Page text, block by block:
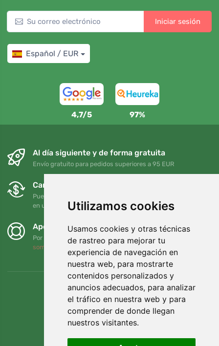
Utilizamos cookies
Usamos cookies y otras técnicas
de rastreo para mejorar tu
experiencia de navegación en
nuestra web, para mostrarte
contenidos personalizados y
anuncios adecuados, para analizar
el tráfico en nuestra web y para
comprender de donde llegan
nuestros visitantes.
Iniciar sesión
Español / EUR
4,7/5 97%
Al día siguiente y de forma gratuita
Envío gratuito para pedidos superiores a 95 EUR
Cambios y devoluciones gratuitos
Puede devolver o cambiar su pedido en cualquier momento
en un plazo de 90 días
Apoyamos a Trees.org
Por cada pedido plantamos un árbol. Leer más
somos